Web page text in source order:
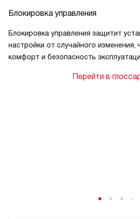
Блокировка управления
Блокировка управления защитит
настройки от случайного изменения,
комфорт и безопасность
Перейти в